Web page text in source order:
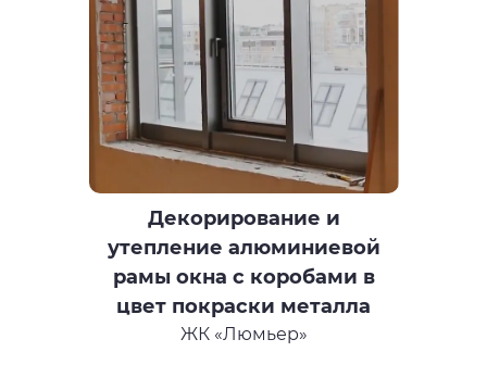
Декорирование и
утепление алюминиевой
рамы окна с коробами в
цвет покраски металла
ЖК «Люмьер»